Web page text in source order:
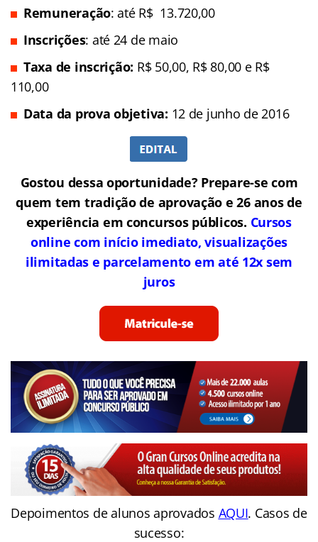
Remuneração: até R$ 13.720,00
Inscrições: até 24 de maio
Taxa de inscrição: R$ 50,00, R$ 80,00 e R$
110,00
Data da prova objetiva: 12 de junho de 2016
Gostou dessa oportunidade? Prepare-se com
quem tem tradição de aprovação e 26 anos de
experiência em concursos públicos. Cursos
online com início imediato, visualizações
ilimitadas e parcelamento em até 12x sem
juros
Depoimentos de alunos aprovados AQUI. Casos de
sucesso: